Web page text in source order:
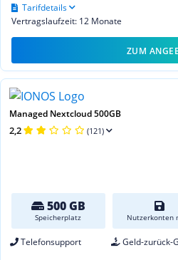
Vertragslaufzeit: 12 Monate
Tarifdetails
ZUM
Managed Nextcloud 500GB
2,2 (121)
500 GB
Speicherplatz Nutzerkonten
Telefonsupport Geld-zurück-